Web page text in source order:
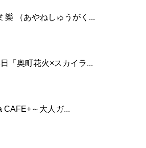
樂 （あやねしゅうがく...
「奥町花火×スカイラ...
CAFE+～大人ガ...